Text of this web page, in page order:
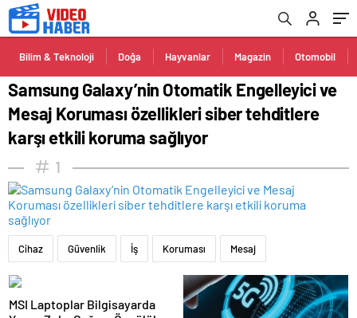
Bilim & Teknoloji Doğa Hayvanlar Magazin Otomobil
karşı etkili koruma sağlıyor
Samsung Galaxy’nin Otomatik Engelleyici ve
Mesaj Koruması özellikleri siber tehditlere
karşı etkili koruma sağlıyor
1
Cihaz Güvenlik İş Koruması Mesaj
MSI Laptoplar Bilgisayarda